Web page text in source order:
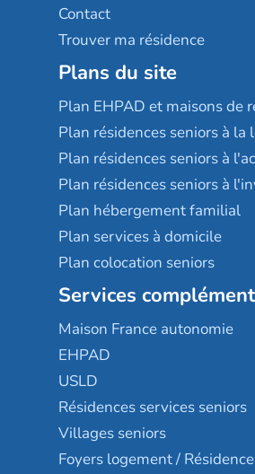
Contact
Trouver ma résidence
Plans du site
Plan EHPAD et maisons de
Plan résidences seniors à la
Plan résidences seniors à
Plan résidences seniors à
Plan hébergement familial
Plan services à domicile
Plan colocation seniors
Services
Maison France autonomie
EHPAD
USLD
Résidences services seniors
Villages seniors
Foyers logement /